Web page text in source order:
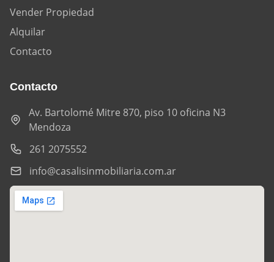
Vender Propiedad
Alquilar
Contacto
Contacto
Av. Bartolomé Mitre 870, piso 10 oficina N3
Mendoza
261 2075552
info@casalisinmobiliaria.com.ar